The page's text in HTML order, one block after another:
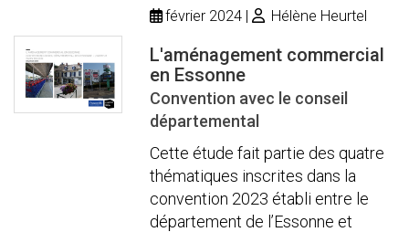
février 2024 Hélène Heurtel
L'aménagement commercial
en Essonne
Convention avec le conseil
départemental
Cette étude fait partie des quatre
thématiques inscrites dans la
convention 2023 établi entre le
département de l’Essonne et